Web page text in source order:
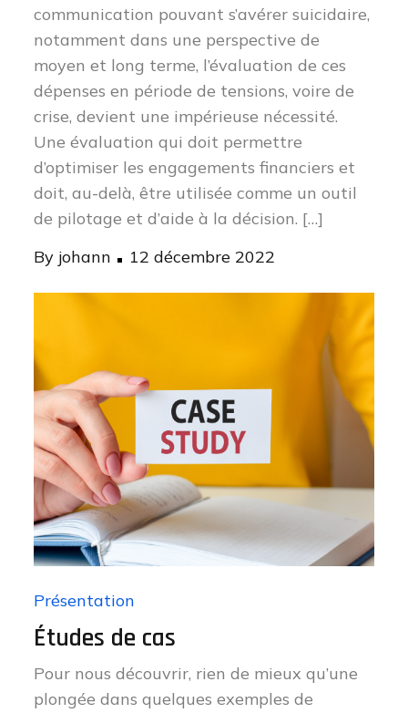
communication pouvant s’avérer suicidaire,
notamment dans une perspective de
moyen et long terme, l’évaluation de ces
dépenses en période de tensions, voire de
crise, devient une impérieuse nécessité.
Une évaluation qui doit permettre
d’optimiser les engagements financiers et
doit, au-delà, être utilisée comme un outil
de pilotage et d’aide à la décision. […]
By johann
Posted
12 décembre 2022
Présentation
Études de cas
Pour nous découvrir, rien de mieux qu’une
plongée dans quelques exemples de